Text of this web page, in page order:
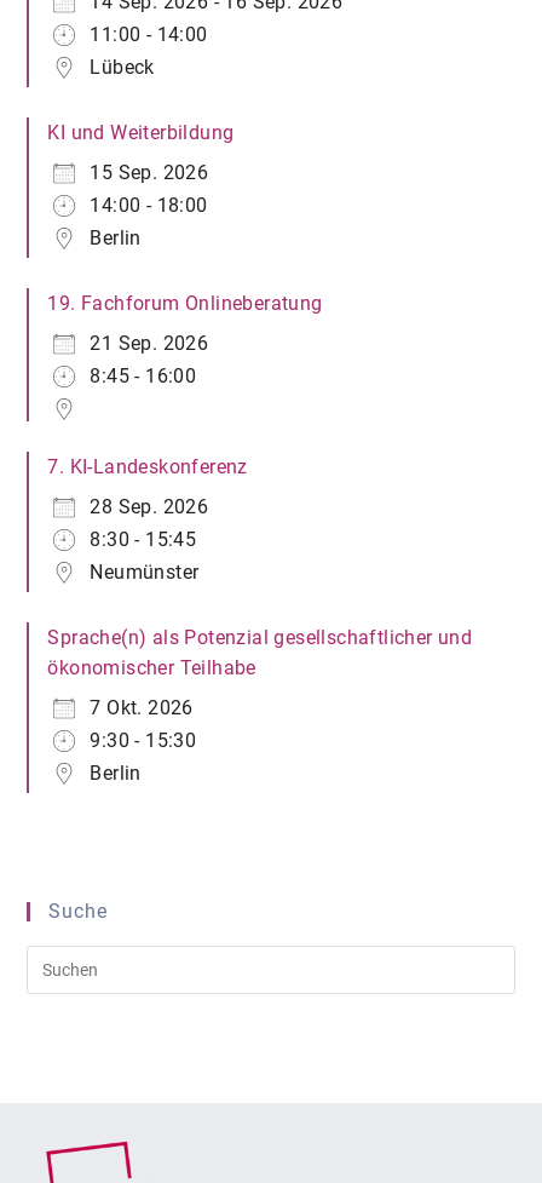
11:00 - 14:00
Lübeck
KI und Weiterbildung
15 Sep. 2026
14:00 - 18:00
Berlin
19. Fachforum Onlineberatung
21 Sep. 2026
8:45 - 16:00
7. KI-Landeskonferenz
28 Sep. 2026
8:30 - 15:45
Neumünster
Sprache(n) als Potenzial gesellschaftlicher und
ökonomischer Teilhabe
7 Okt. 2026
9:30 - 15:30
Berlin
Suche